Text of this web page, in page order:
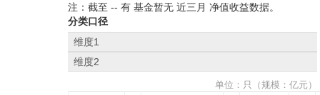
注：截至 -- 有 基金暂无 近三月 净值收益数据。
分类口径
维度1
维度2
单位：只（规模：亿元）